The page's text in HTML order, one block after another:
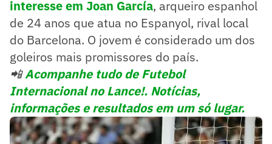
interesse em Joan García, arqueiro espanhol
de 24 anos que atua no Espanyol, rival local
do Barcelona. O jovem é considerado um dos
goleiros mais promissores do país.
📲Acompanhe tudo de Futebol
Internacional no Lance!. Notícias,
informações e resultados em um só lugar.